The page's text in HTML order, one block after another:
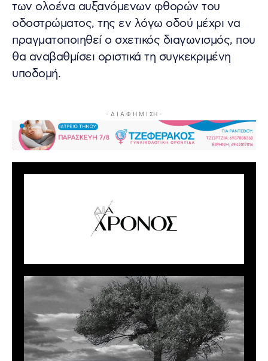
των ολοένα αυξανόμενων φθορών του
οδοστρώματος, της εν λόγω οδού μέχρι να
πραγματοποιηθεί ο σχετικός διαγωνισμός, που
θα αναβαθμίσει οριστικά τη συγκεκριμένη
υποδομή.
- Δ Ι Α Φ Η Μ Ι ΣΗ -